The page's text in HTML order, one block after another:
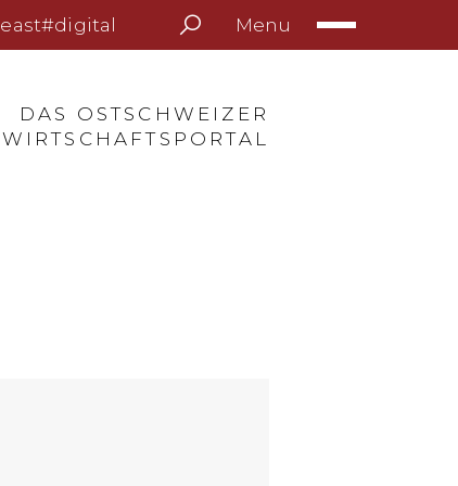
east#digital Menu
DAS OSTSCHWEIZER
WIRTSCHAFTSPORTAL